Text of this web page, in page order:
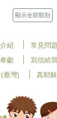
顯示全部類別
紹 常見問題
獻 寫信給
臺灣)
真耶